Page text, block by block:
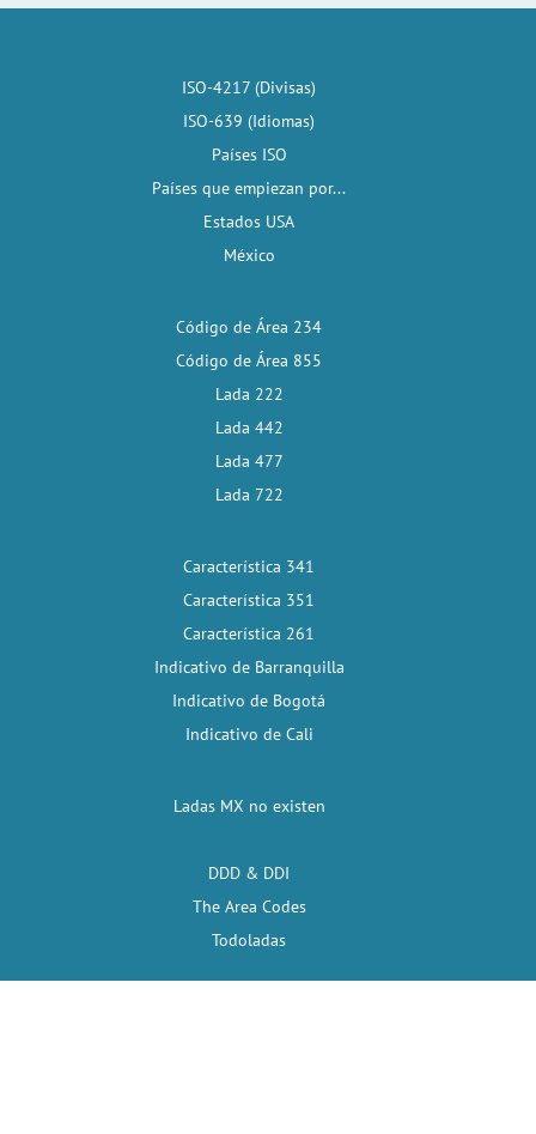
ISO-4217 (Divisas)
ISO-639 (Idiomas)
Países ISO
Países que empiezan por...
Estados USA
México
Código de Área 234
Código de Área 855
Lada 222
Lada 442
Lada 477
Lada 722
Característica 341
Característica 351
Característica 261
Indicativo de Barranquilla
Indicativo de Bogotá
Indicativo de Cali
Ladas MX no existen
DDD & DDI
The Area Codes
Todoladas